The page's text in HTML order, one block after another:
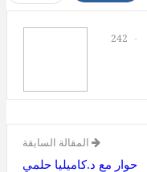
242
المقالة السابقة
حوار مع د.كاميليا حلمي